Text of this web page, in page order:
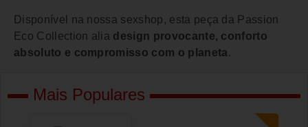
Disponível na nossa sexshop, esta peça da Passion
Eco Collection alia design provocante, conforto
absoluto e compromisso com o planeta .
Mais Populares